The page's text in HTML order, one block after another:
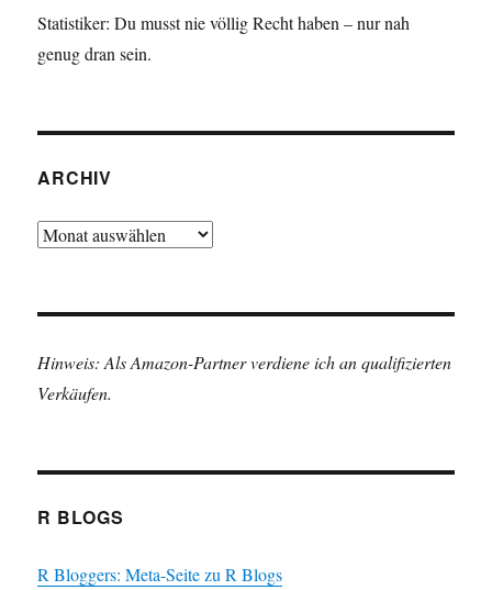
Statistiker: Du musst nie völlig Recht haben – nur nah
genug dran sein.
ARCHIV
Archiv
Hinweis: Als Amazon-Partner verdiene ich an qualifizierten
Verkäufen.
R BLOGS
R Bloggers: Meta-Seite zu R Blogs